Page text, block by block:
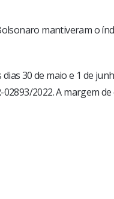
mantiveram o
30 de maio e 1 de
2022. A margem